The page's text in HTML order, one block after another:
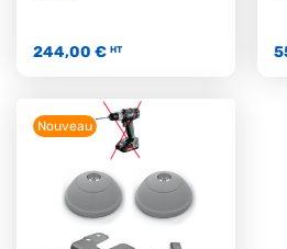
244,00 € HT
Nouveau